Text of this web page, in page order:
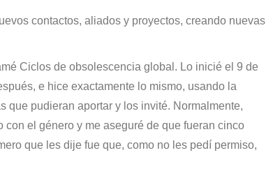
contactos, aliados y proyectos, creando nuevas
Ciclos de obsolescencia global. Lo inicié el 9 de
e hice exactamente lo mismo, usando la
que pudieran aportar y los invité. Normalmente,
el género y me aseguré de que fueran cinco
que les dije fue que, como no les pedí permiso,